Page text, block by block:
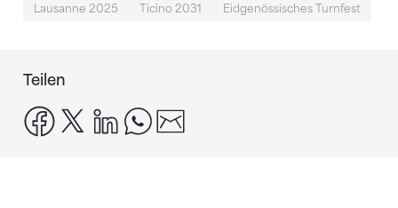
Lausanne 2025
Ticino 2031 Eidgenössisches Turnfest
Teilen
facebook
x linkedinwhatsapp